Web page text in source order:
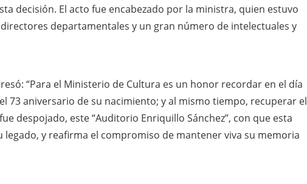
decisión. El acto fue encabezado por la ministra, quien estuvo
departamentales y un gran número de intelectuales y
“Para el Ministerio de Cultura es un honor recordar en el día
73 aniversario de su nacimiento; y al mismo tiempo, recuperar el
despojado, este “Auditorio Enriquillo Sánchez”, con que esta
y reafirma el compromiso de mantener viva su memoria